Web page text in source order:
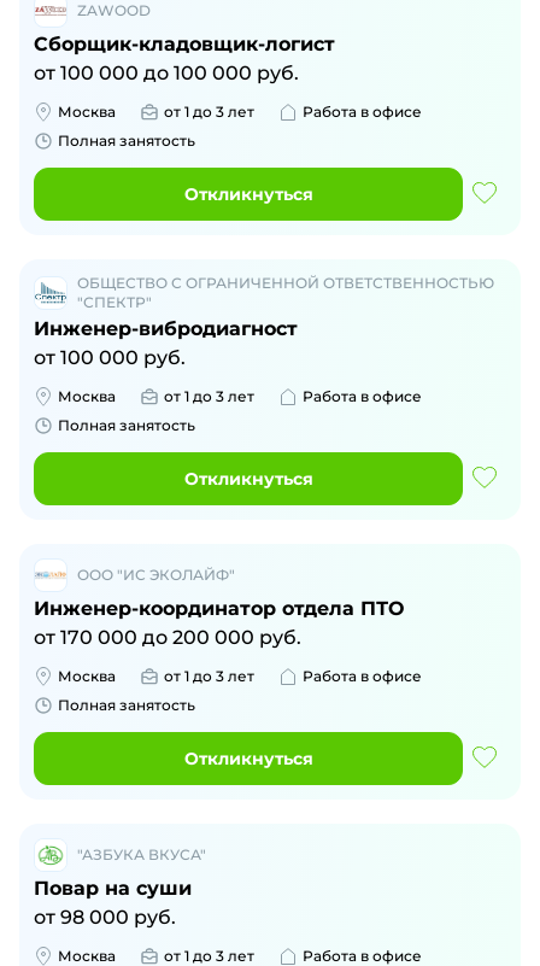
ZAWOOD
Сборщик-кладовщик-логист
от 100 000 до 100 000 руб.
Москва от 1 до 3 лет
Работа в офисе
Полная занятость
Откликнуться
ОБЩЕСТВО С ОГРАНИЧЕННОЙ ОТВЕТСТВЕННОСТЬЮ
"СПЕКТР"
Инженер-вибродиагност
от 100 000 руб.
Москва от 1 до 3 лет
Работа в офисе
Полная занятость
Откликнуться
ООО "ИС ЭКОЛАЙФ"
Инженер-координатор отдела ПТО
от 170 000 до 200 000 руб.
Москва от 1 до 3 лет
Работа в офисе
Полная занятость
Откликнуться
"АЗБУКА ВКУСА"
Повар на суши
от 98 000 руб.
Москва от 1 до 3 лет
Работа в офисе